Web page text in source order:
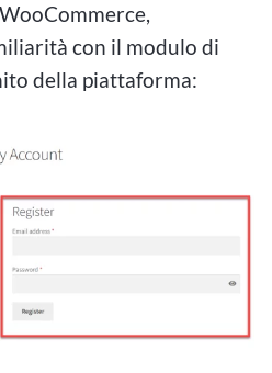
con il modulo di
della piattaforma: